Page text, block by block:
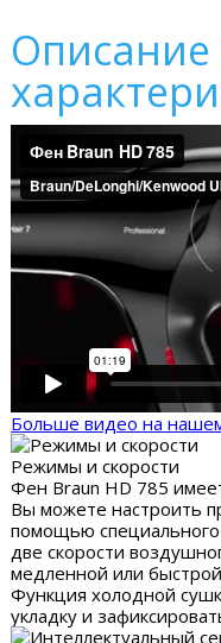
Описание
Больше видео на
Режимы и скорости
Фен Braun HD 785
Вы можете настроить
помощью
две скорости
медленной или
Функция холодной
укладку и